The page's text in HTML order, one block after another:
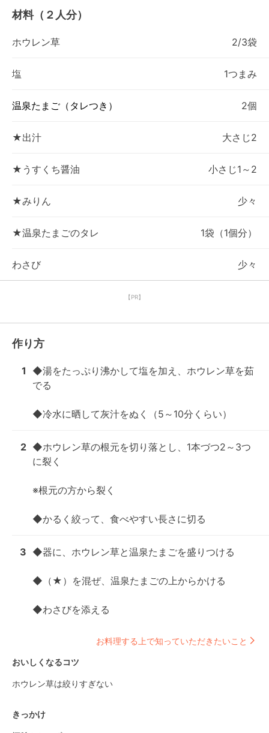
材料（２人分）
ホウレン草 2/3袋
塩 1つまみ
温泉たまご（タレつき） 2個
★出汁 大さじ2
★うすくち醤油 小さじ1～2
★みりん 少々
★温泉たまごのタレ 1袋（1個分）
わさび 少々
【PR】
作り方
1
◆湯をたっぷり沸かして塩を加え、ホウレン草を茹
でる
◆冷水に晒して灰汁をぬく（5～10分くらい）
2 ◆ホウレン草の根元を切り落とし、1本づつ2～3つ
に裂く
※根元の方から裂く
◆かるく絞って、食べやすい長さに切る
3 ◆器に、ホウレン草と温泉たまごを盛りつける
◆（★）を混ぜ、温泉たまごの上からかける
◆わさびを添える
お料理する上で知っていただきたいこと
おいしくなるコツ
ホウレン草は絞りすぎない
きっかけ